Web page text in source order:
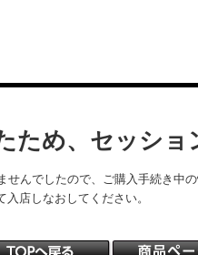
ため、セッショ
んでしたので、ご購入手続き中の
店しなおしてください。